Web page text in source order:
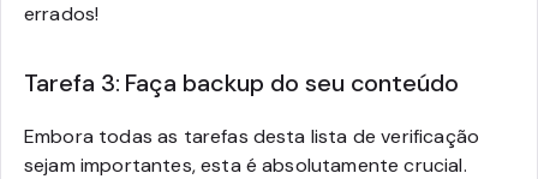
errados!
Tarefa 3: Faça backup do seu conteúdo
Embora todas as tarefas desta lista de verificação
sejam importantes, esta é absolutamente crucial.